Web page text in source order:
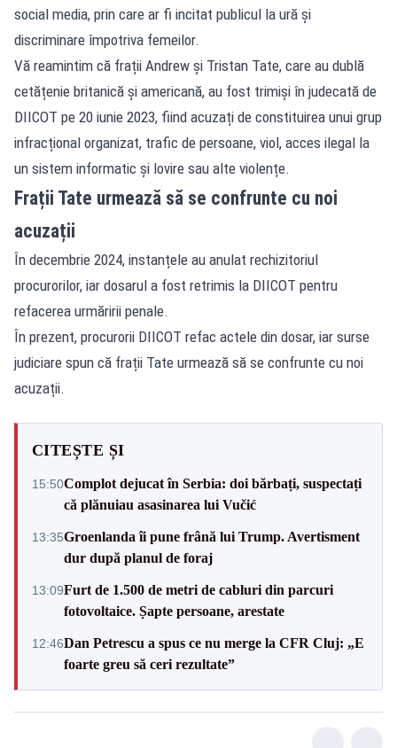
social media, prin care ar fi incitat publicul la ură și
discriminare împotriva femeilor.
Vă reamintim că frații Andrew și Tristan Tate, care au dublă
cetățenie britanică și americană, au fost trimiși în judecată de
DIICOT pe 20 iunie 2023, fiind acuzați de constituirea unui grup
infracțional organizat, trafic de persoane, viol, acces ilegal la
un sistem informatic și lovire sau alte violențe.
Frații Tate urmează să se confrunte cu noi
acuzații
În decembrie 2024, instanțele au anulat rechizitoriul
procurorilor, iar dosarul a fost retrimis la DIICOT pentru
refacerea urmăririi penale.
În prezent, procurorii DIICOT refac actele din dosar, iar surse
judiciare spun că frații Tate urmează să se confrunte cu noi
acuzații.
CITEȘTE ȘI
15:50Complot dejucat în Serbia: doi bărbați, suspectați
că plănuiau asasinarea lui Vučić
13:35Groenlanda îi pune frână lui Trump. Avertisment
dur după planul de foraj
13:09Furt de 1.500 de metri de cabluri din parcuri
fotovoltaice. Șapte persoane, arestate
12:46Dan Petrescu a spus ce nu merge la CFR Cluj: „E
foarte greu să ceri rezultate”